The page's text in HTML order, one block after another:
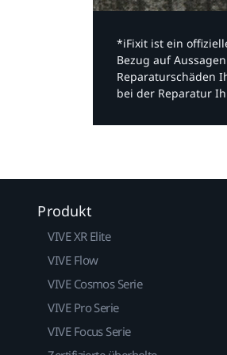
*iFixit ist ein
Bezug auf
Reparaturschäden
bei der Reparatur
Produkt
VIVE XR Elite
VIVE Flow
VIVE Cosmos Serie
VIVE Pro Serie
VIVE Focus Serie